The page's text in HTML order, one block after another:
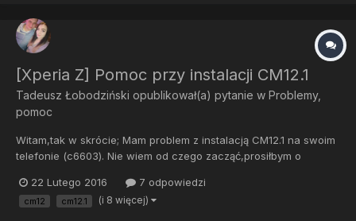
[Xperia Z] Pomoc przy instalacji CM12.1
Tadeusz Łobodziński opublikował(a) pytanie w Problemy,
pomoc
Witam,tak w skrócie; Mam problem z instalacją CM12.1 na swoim
telefonie (c6603). Nie wiem od czego zacząć,prosiłbym o
Cyanogenmoda. Zacznę od informacji o telefonie; -Rooting
status-Bootloader unlock allowed: Yes...
22 Lutego 2016 7 odpowiedzi
cm12 cm12.1 (i 8 więcej)